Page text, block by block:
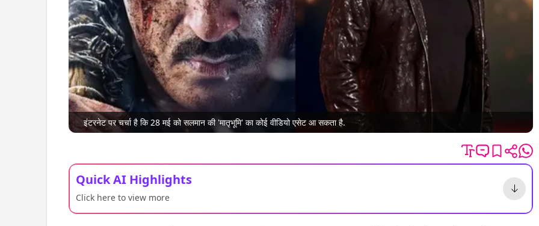
इंटरनेट पर चर्चा है कि 28 मई को सलमान की 'मातृभूमि' का कोई वीडियो एसेट आ सकता है.
Quick AI Highlights
Click here to view more